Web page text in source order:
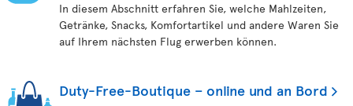
In diesem Abschnitt erfahren Sie, welche Mahlzeiten,
Getränke, Snacks, Komfortartikel und andere Waren Sie
auf Ihrem nächsten Flug erwerben können.
Duty-Free-Boutique – online und an Bord